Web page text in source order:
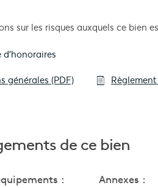
sur les risques auxquels ce bien
d'honoraires
générales (PDF)
de ce bien
: Annexes :